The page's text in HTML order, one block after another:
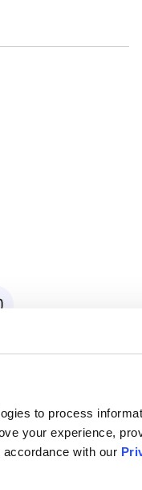
to process
your experience,
with our